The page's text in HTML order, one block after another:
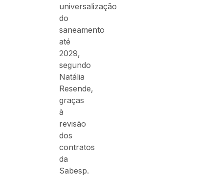
universalização
do
saneamento
até
2029,
segundo
Natália
Resende,
graças
à
revisão
dos
contratos
da
Sabesp.